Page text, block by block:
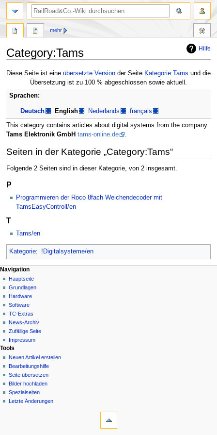
Hilfe
Category:Tams
Zur
Navigation
Zur
Diese Seite ist eine übersetzte Version der Seite Kategorie:Tams und die
Übersetzung ist zu 100 % abgeschlossen sowie aktuell.
Sprachen:
Deutsch English Nederlands français
This category contains articles about digital systems from the company
Tams Elektronik GmbH tams-online.de .
Seiten in der Kategorie „Category:Tams“
Folgende 2 Seiten sind in dieser Kategorie, von 2 insgesamt.
P
Programmieren der Roco 8fach Weichendecoder mit
TamsEasyControll/en
T
Tams/en
Kategorie: !Digitalsysteme/en
N
a
v
g
a
i
o
n
s
m
e
Seitenaktionen
Kategorie
Diskussion
Lesen
Quelltext
anzeigen
Versionsgeschichte
mehr
Meine Werkzeuge
Deutsch
Anmelden
Navigation
Hauptseite
Grundlagen
Hardware
Software
TC-Extras
News-Archiv
Zufällige Seite
Impressum
Suche
Tools
Neuen Artikel erstellen
Bearbeitungshilfe
Seite übersetzen
Bilder hochladen
Spezialseiten
Letzte Änderungen